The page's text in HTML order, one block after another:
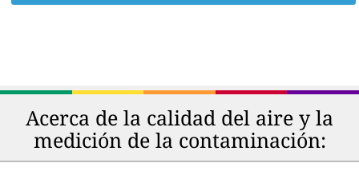
Acerca de la calidad del aire y la
medición de la contaminación: